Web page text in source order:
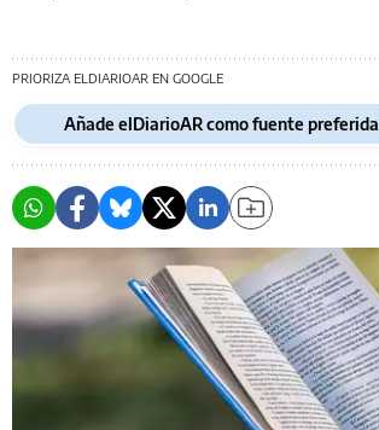
PRIORIZA ELDIARIOAR EN GOOGLE
Añade elDiarioAR como fuente preferida